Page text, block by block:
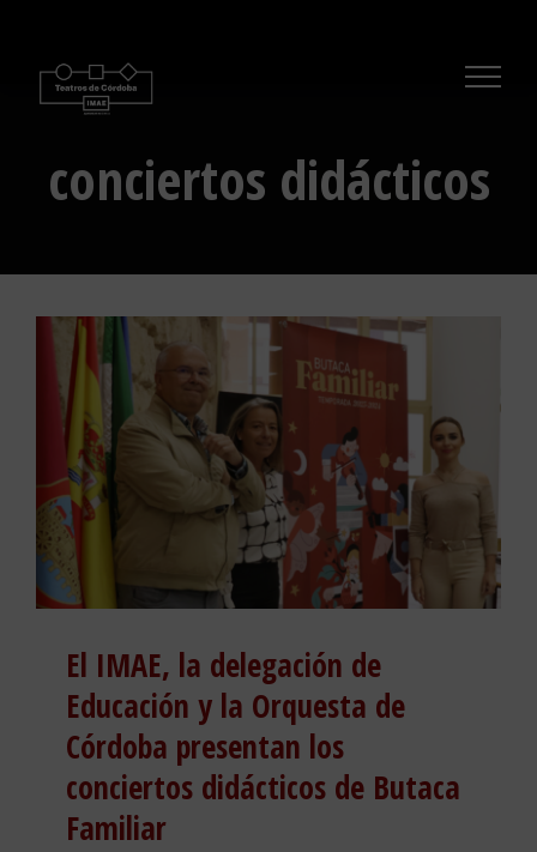
contenido
conciertos didácticos
El IMAE, la delegación de
Educación y la Orquesta de
Córdoba presentan los
conciertos didácticos de Butaca
Familiar